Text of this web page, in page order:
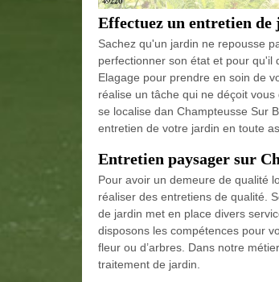
Effectuez un entretien de
Sachez qu'un jardin ne repousse
perfectionner son état et pour qu'il
Elagage pour prendre en soin de
réalise un tâche qui ne déçoit
se localise dan Champteusse Sur
entretien de votre jardin en toute
Entretien paysager sur
Pour avoir un demeure de qualité
réaliser des entretiens de qualité.
de jardin met en place divers
disposons les compétences pour
fleur ou d’arbres. Dans notre
traitement de jardin.